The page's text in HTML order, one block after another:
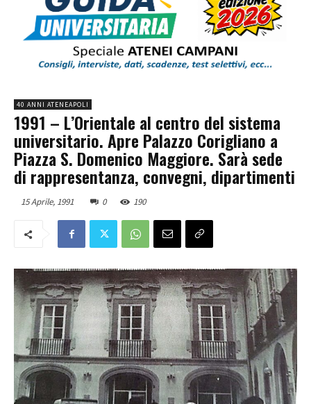
40 ANNI ATENEAPOLI
1991 – L’Orientale al centro del sistema
universitario. Apre Palazzo Corigliano a
Piazza S. Domenico Maggiore. Sarà sede
di rappresentanza, convegni, dipartimenti
15 Aprile, 1991 0 190